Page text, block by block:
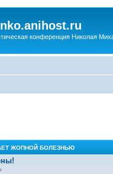
конференция Николая
ЖОПНОЙ БОЛЕЗНЬЮ